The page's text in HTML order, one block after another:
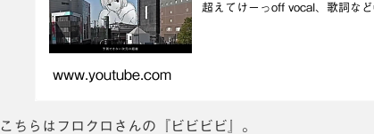
超えてけーっoff vocal、歌詞な
www.youtube.com
こちらはフロクロさんの『ビビビビ』。